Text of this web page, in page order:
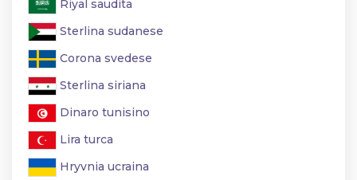
Riyal saudita
Sterlina sudanese
Corona svedese
Sterlina siriana
Dinaro tunisino
Lira turca
Hryvnia ucraina